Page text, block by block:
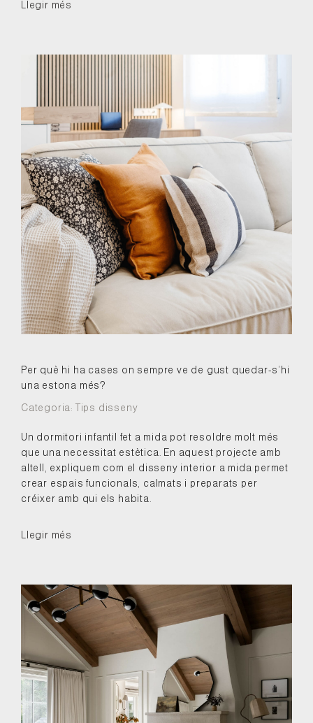
Llegir més
Per què hi ha cases on sempre ve de gust quedar-s’hi
una estona més?
Categoria: Tips disseny
Un dormitori infantil fet a mida pot resoldre molt més
que una necessitat estètica. En aquest projecte amb
altell, expliquem com el disseny interior a mida permet
crear espais funcionals, calmats i preparats per
créixer amb qui els habita.
Llegir més